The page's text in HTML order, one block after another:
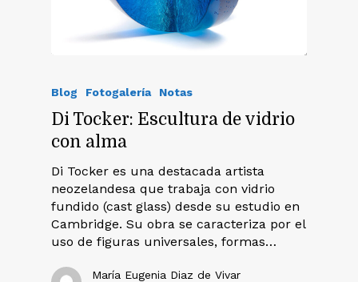
Blog Fotogalería Notas
Di Tocker: Escultura de vidrio
con alma
Di Tocker es una destacada artista
neozelandesa que trabaja con vidrio
fundido (cast glass) desde su estudio en
Cambridge. Su obra se caracteriza por el
uso de figuras universales, formas…
María Eugenia Diaz de Vivar